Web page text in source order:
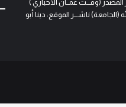
(وقـــت عمــان الاخباري )
ناشـــر الموقع: دينا أبو